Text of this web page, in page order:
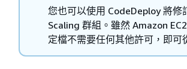
您也可以使用 CodeDeploy 將
Scaling 群組。雖然 Amazon
定檔不需要任何其他許可，即可